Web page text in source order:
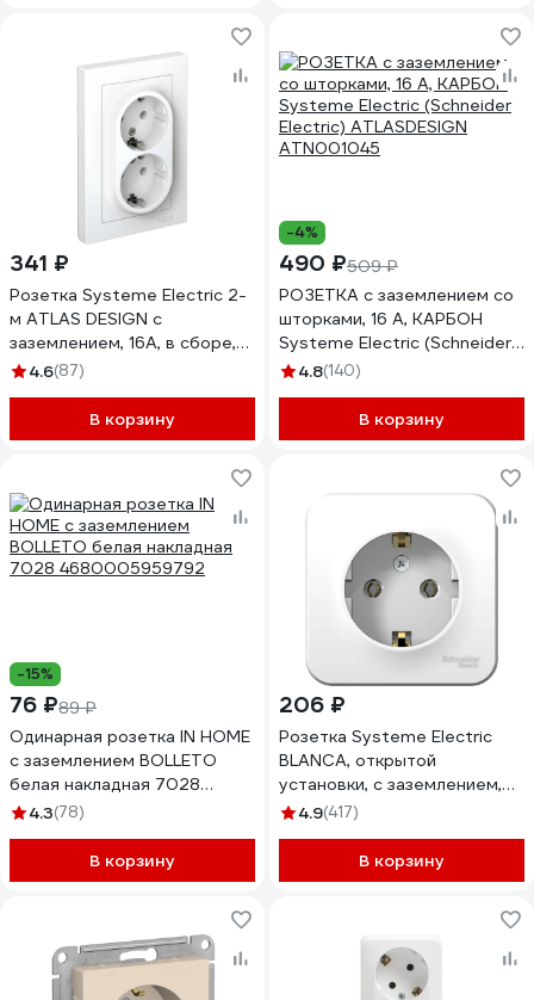
341 ₽
Розетка Systeme Electric 2-
м ATLAS DESIGN с
заземлением, 16А, в сборе,
белая ATN000124 1240135
4.6(87)
В корзину
-4%
490 ₽509 ₽
РОЗЕТКА с заземлением со
шторками, 16 А, КАРБОН
Systeme Electric (Schneider
Electric) ATLASDESIGN
4.8(140)
В корзину
-15%
76 ₽89 ₽
Одинарная розетка IN HOME
с заземлением BOLLETO
белая накладная 7028
4680005959792
4.3(78)
В корзину
206 ₽
Розетка Systeme Electric
BLANCA, открытой
установки, с заземлением,
без шторок, белый
4.9(417)
В корзину